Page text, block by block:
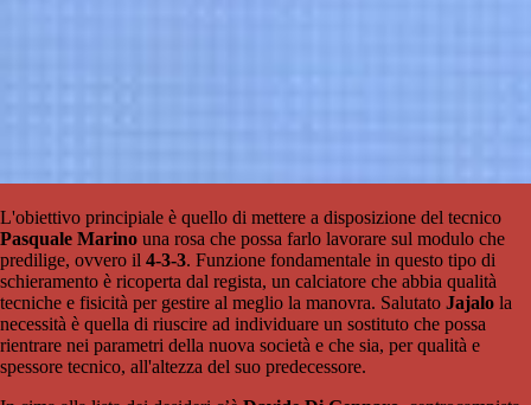
L'obiettivo principiale è quello di mettere a disposizione del tecnico
Pasquale Marino una rosa che possa farlo lavorare sul modulo che
predilige, ovvero il 4-3-3. Funzione fondamentale in questo tipo di
schieramento è ricoperta dal regista, un calciatore che abbia qualità
tecniche e fisicità per gestire al meglio la manovra. Salutato Jajalo la
necessità è quella di riuscire ad individuare un sostituto che possa
rientrare nei parametri della nuova società e che sia, per qualità e
spessore tecnico, all'altezza del suo predecessore.